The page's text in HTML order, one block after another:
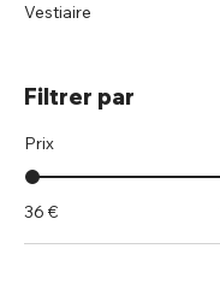
Vestiaire
Filtrer par
Prix
36 €